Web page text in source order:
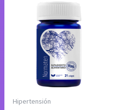
Hipertensión